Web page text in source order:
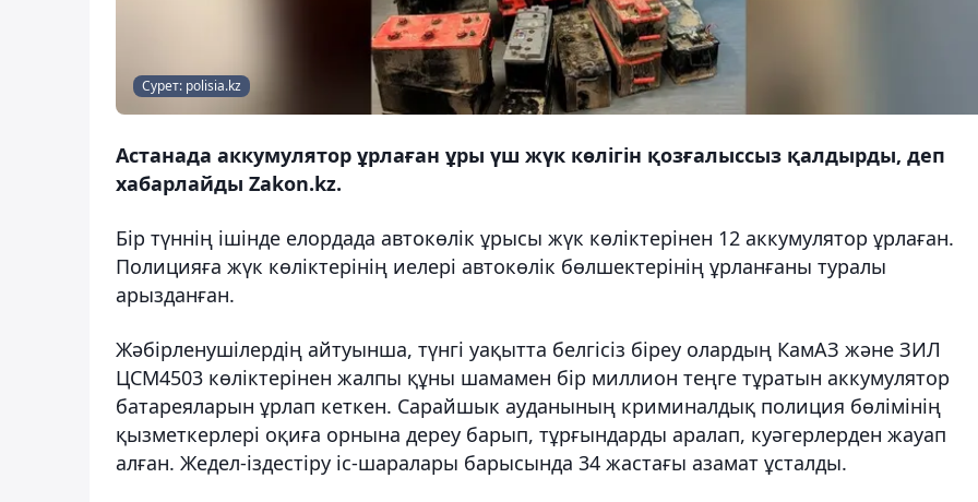
Сурет: polisia.kz
Астанада аккумулятор ұрлаған ұры үш жүк көлігін қозғалыссыз қалдырды, деп
хабарлайды Zakon.kz.
Бір түннің ішінде елордада автокөлік ұрысы жүк көліктерінен 12 аккумулятор ұрлаған.
Полицияға жүк көліктерінің иелері автокөлік бөлшектерінің ұрланғаны туралы
арызданған.
Жәбірленушілердің айтуынша, түнгі уақытта белгісіз біреу олардың КамАЗ және ЗИЛ
ЦСМ4503 көліктерінен жалпы құны шамамен бір миллион теңге тұратын аккумулятор
батареяларын ұрлап кеткен. Сарайшык ауданының криминалдық полиция бөлімінің
қызметкерлері оқиға орнына дереу барып, тұрғындарды аралап, куәгерлерден жауап
алған. Жедел-іздестіру іс-шаралары барысында 34 жастағы азамат ұсталды.